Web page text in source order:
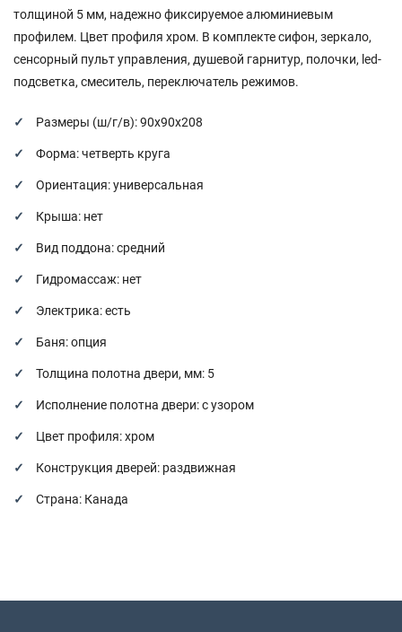
толщиной 5 мм, надежно фиксируемое алюминиевым
профилем. Цвет профиля хром. В комплекте сифон, зеркало,
сенсорный пульт управления, душевой гарнитур, полочки, led-
подсветка, смеситель, переключатель режимов.
Размеры (ш/г/в): 90х90х208
Форма: четверть круга
Ориентация: универсальная
Крыша: нет
Вид поддона: средний
Гидромассаж: нет
Электрика: есть
Баня: опция
Толщина полотна двери, мм: 5
Исполнение полотна двери: с узором
Цвет профиля: хром
Конструкция дверей: раздвижная
Страна: Канада